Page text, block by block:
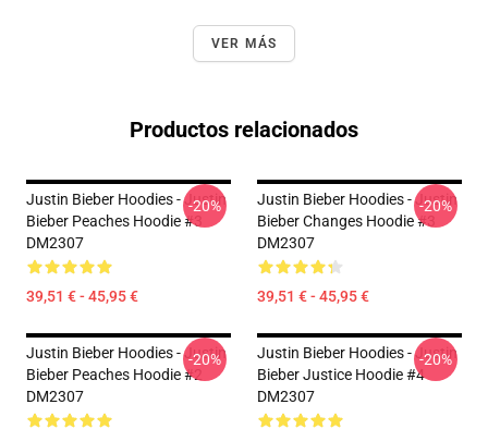
VER MÁS
Productos relacionados
Justin Bieber Hoodies - Justin
Bieber Peaches Hoodie #3
DM2307
39,51 € - 45,95 €
-20%
Justin Bieber Hoodies - Justin
Bieber Changes Hoodie #3
DM2307
39,51 € - 45,95 €
-20%
Justin Bieber Hoodies - Justin
Bieber Peaches Hoodie #2
DM2307
-20%
Justin Bieber Hoodies - Justin
Bieber Justice Hoodie #4
DM2307
-20%